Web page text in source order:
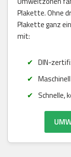
Plakette. Ohne
Plakette ganz
mit:
DIN-
Schnelle,